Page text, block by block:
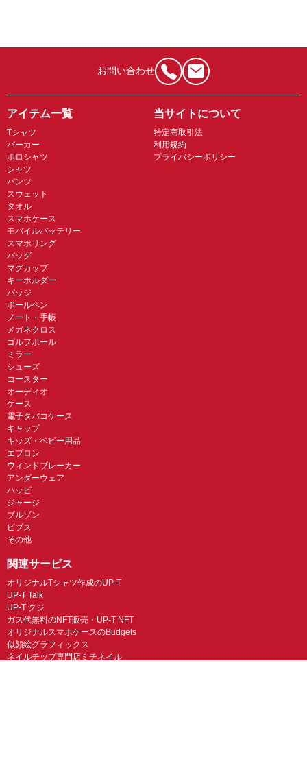
お問い合わせ
アイテム一覧
Tシャツ
パーカー
ポロシャツ
シャツ
パンツ
スウェット
タオル
スマホケース
モバイルバッテリー
スマホリング
バッグ
マグカップ
キーホルダー
バッジ
ボールペン
ノート・手帳
メガネクロス
ゴルフボール
ミラー
シューズ
コースター
オーディオ
ケース
電子タバコケース
キャップ
キッズ・ベビー用品
エプロン
ウィンドブレーカー
アンダーウェア
ハッピ
ジャージ
ブルゾン
ビブス
その他
当サイトについて
特定商取引法
利用規約
プライバシーポリシー
関連サービス
オリジナルTシャツ作成のUP-T
UP-T Talk
UP-T クジ
ガス代無料のNFT販売・UP-T NFT
オリジナルスマホケースのBudgets
似顔絵グラフィックス
ネイルチップ専門店ミチネイル